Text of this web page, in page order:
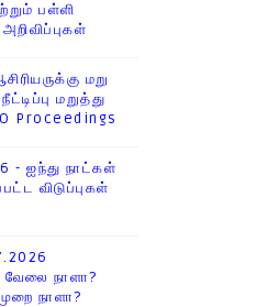
பள்ளி
மறு
மறுத்து
Proceedings
- ஐந்து நாட்கள்
விடுப்புகள்
நாளா?
நாளா?